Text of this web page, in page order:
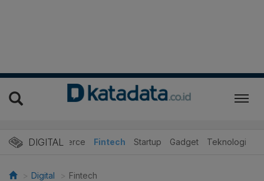
DIGITAL
E-Commerce Fintech Startup Gadget Teknologi
Digital Fintech